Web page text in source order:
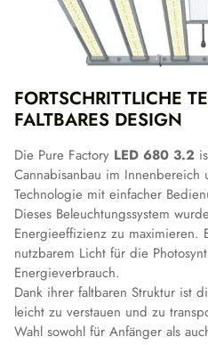
FORTSCHRITTLICHE
FALTBARES DESIGN
Die Pure Factory LED 680 3.2
Cannabisanbau im
Technologie mit einfacher
Dieses Beleuchtungssystem
Energieeffizienz zu maximieren.
nutzbarem Licht für die
Energieverbrauch.
Dank ihrer faltbaren Struktur ist
leicht zu verstauen und zu
Wahl sowohl für Anfänger als